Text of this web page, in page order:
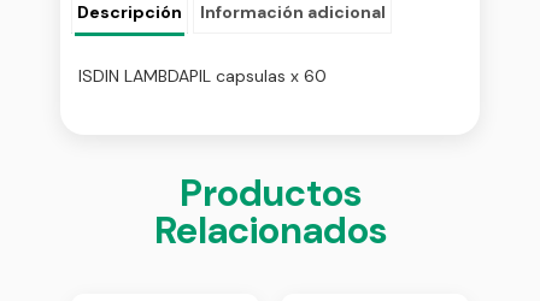
Descripción Información adicional
ISDIN LAMBDAPIL capsulas x 60
Productos
Relacionados